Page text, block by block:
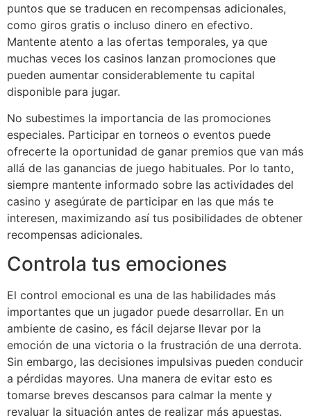
puntos que se traducen en recompensas adicionales,
como giros gratis o incluso dinero en efectivo.
Mantente atento a las ofertas temporales, ya que
muchas veces los casinos lanzan promociones que
pueden aumentar considerablemente tu capital
disponible para jugar.
No subestimes la importancia de las promociones
especiales. Participar en torneos o eventos puede
ofrecerte la oportunidad de ganar premios que van más
allá de las ganancias de juego habituales. Por lo tanto,
siempre mantente informado sobre las actividades del
casino y asegúrate de participar en las que más te
interesen, maximizando así tus posibilidades de obtener
recompensas adicionales.
Controla tus emociones
El control emocional es una de las habilidades más
importantes que un jugador puede desarrollar. En un
ambiente de casino, es fácil dejarse llevar por la
emoción de una victoria o la frustración de una derrota.
Sin embargo, las decisiones impulsivas pueden conducir
a pérdidas mayores. Una manera de evitar esto es
tomarse breves descansos para calmar la mente y
revaluar la situación antes de realizar más apuestas.